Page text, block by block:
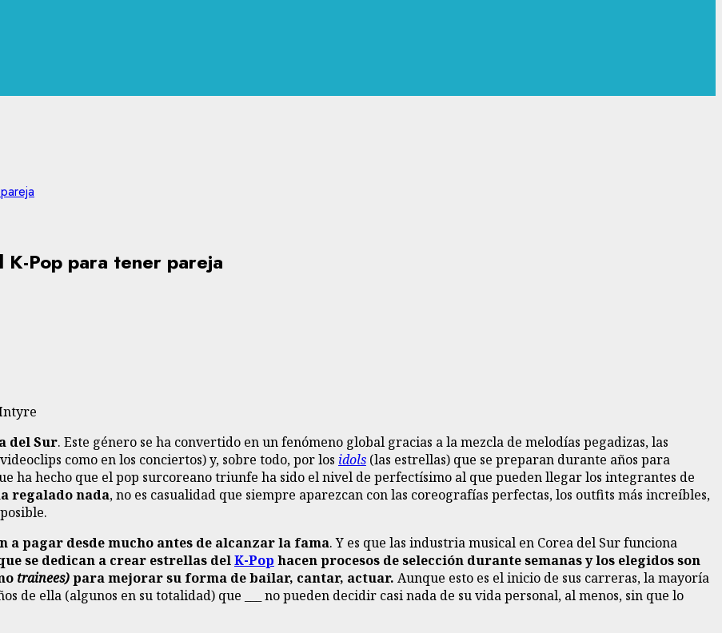
Pop para tener pareja
del Sur. Este género se ha convertido en un fenómeno global gracias a la mezcla de melodías pegadizas, las
como en los conciertos) y, sobre todo, por los idols (las estrellas) que se preparan durante años para
ha hecho que el pop surcoreano triunfe ha sido el nivel de perfectísimo al que pueden llegar los integrantes de
regalado nada, no es casualidad que siempre aparezcan con las coreografías perfectas, los outfits más increíbles,
a pagar desde mucho antes de alcanzar la fama. Y es que las industria musical en Corea del Sur funciona
se dedican a crear estrellas delK-Pop hacen procesos de selección durante semanas y los elegidos son
trainees)para mejorar su forma de bailar, cantar, actuar. Aunque esto es el inicio de sus carreras, la mayoría
de ella (algunos en su totalidad) que ___ no pueden decidir casi nada de su vida personal, al menos, sin que lo